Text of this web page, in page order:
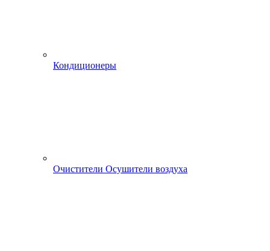
Кондиционеры
Очистители Осушители воздуха